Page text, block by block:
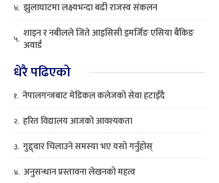
४. झुलाघाटमा लक्ष्यभन्दा बढी राजस्व संकलन
५. शाइन र नबीलले जिते आइसिसी इमर्जिङ एसिया बैंकिङ
अवार्ड
धेरै पढिएको
१. नेपालगन्जबाट मेडिकल कलेजको सेवा हटाइँदै
२. हरित विद्यालय आजको आवश्यकता
३. गुद्द्वार चिलाउने समस्या भए यसो गर्नुहोस्
४. अनुसन्धान प्रस्तावना लेखनको महत्व